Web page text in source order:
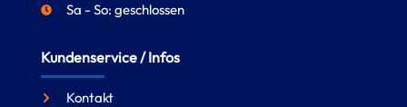
Sa - So: geschlossen
Kundenservice / Infos
Kontakt